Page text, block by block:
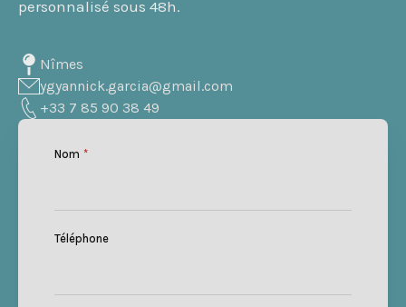
personnalisé sous 48h.
Nîmes
ygyannick.garcia@gmail.com
+33 7 85 90 38 49
Nom *
Téléphone